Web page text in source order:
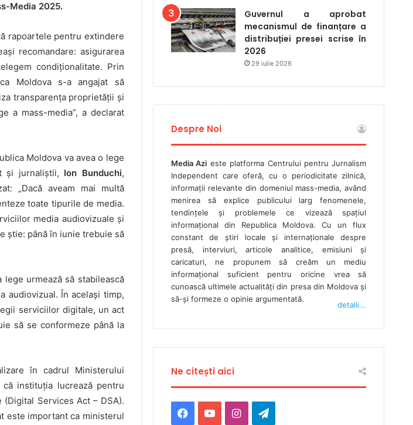
Media 2025.
rapoartele pentru extindere
recomandare: asigurarea
condiționalitate. Prin
Moldova s-a angajat să
transparența proprietății și
a mass-media”, a declarat
Moldova va avea o lege
și jurnaliștii, Ion Bunduchi,
„Dacă aveam mai multă
toate tipurile de media.
media audiovizuale și
știe: până în iunie trebuie să
urmează să stabilească
audiovizual. În același timp,
serviciilor digitale, un act
să se conformeze până la
în cadrul Ministerului
instituția lucrează pentru
Services Act – DSA).
este important ca ministerul
Guvernul a aprobat
mecanismul de finanțare a
distribuției presei scrise în
2026
29 iulie 2026
Despre Noi
Media Azi este platforma Centrului pentru Jurnalism
Independent care oferă, cu o periodicitate zilnică,
informații relevante din domeniul mass-media, având
menirea să explice publicului larg fenomenele,
tendințele și problemele ce vizează spațiul
informațional din Republica Moldova. Cu un flux
constant de ştiri locale şi internaţionale despre
presă, interviuri, articole analitice, emisiuni și
caricaturi, ne propunem să creăm un mediu
informaţional suficient pentru oricine vrea să
cunoască ultimele actualităţi din presa din Moldova şi
să-şi formeze o opinie argumentată.
detalii...
Ne citești aici
F
Y
I
T